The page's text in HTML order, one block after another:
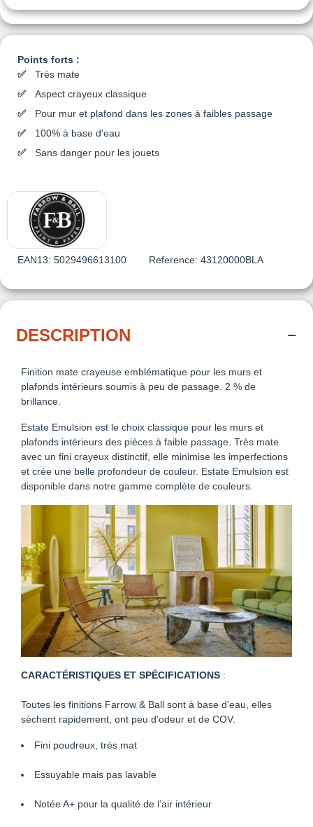
Points forts :
Très mate
Aspect crayeux classique
Pour mur et plafond dans les zones à faibles passage
100% à base d'eau
Sans danger pour les jouets
EAN13: 5029496613100 Reference: 43120000BLA
DESCRIPTION
Finition mate crayeuse emblématique pour les murs et
plafonds intérieurs soumis à peu de passage. 2 % de
brillance.
Estate Emulsion est le choix classique pour les murs et
plafonds intérieurs des pièces à faible passage. Très mate
avec un fini crayeux distinctif, elle minimise les imperfections
et crée une belle profondeur de couleur. Estate Emulsion est
disponible dans notre gamme complète de couleurs.
CARACTÉRISTIQUES ET SPÉCIFICATIONS :
Toutes les finitions Farrow & Ball sont à base d’eau, elles
sèchent rapidement, ont peu d’odeur et de COV.
Fini poudreux, très mat
Essuyable mais pas lavable
Notée A+ pour la qualité de l’air intérieur